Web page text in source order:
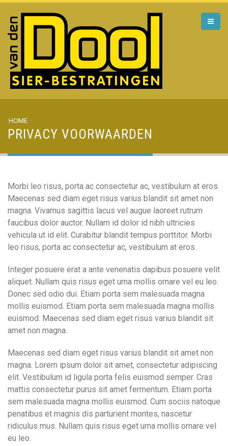
HOME
PRIVACY VOORWAARDEN
Morbi leo risus, porta ac consectetur ac, vestibulum at eros.
Maecenas sed diam eget risus varius blandit sit amet non
magna. Vivamus sagittis lacus vel augue laoreet rutrum
faucibus dolor auctor. Nullam id dolor id nibh ultricies
vehicula ut id elit. Curabitur blandit tempus porttitor. Morbi
leo risus, porta ac consectetur ac, vestibulum at eros.
Integer posuere erat a ante venenatis dapibus posuere velit
aliquet. Nullam quis risus eget urna mollis ornare vel eu leo.
Donec sed odio dui. Etiam porta sem malesuada magna
mollis euismod. Etiam porta sem malesuada magna mollis
euismod. Maecenas sed diam eget risus varius blandit sit
amet non magna.
Maecenas sed diam eget risus varius blandit sit amet non
magna. Lorem ipsum dolor sit amet, consectetur adipiscing
elit. Vestibulum id ligula porta felis euismod semper. Cras
mattis consectetur purus sit amet fermentum. Etiam porta
sem malesuada magna mollis euismod. Cum sociis natoque
penatibus et magnis dis parturient montes, nascetur
ridiculus mus. Nullam quis risus eget urna mollis ornare vel
eu leo.